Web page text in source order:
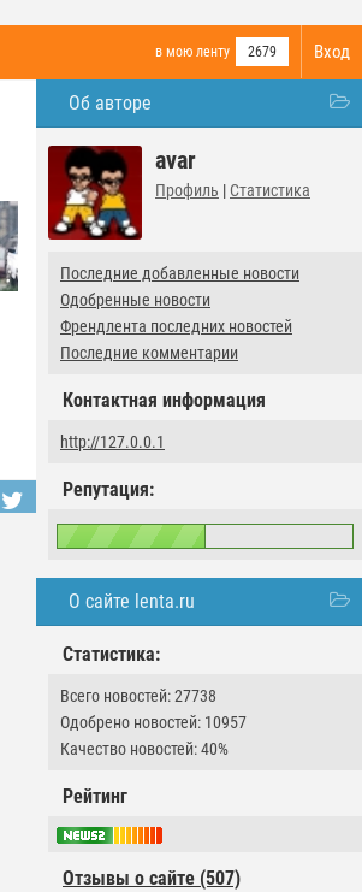
Вход
в мою ленту 2679
Об авторе
avar
Профиль | Статистика
Последние добавленные новости
Одобренные новости
Френдлента последних новостей
Последние комментарии
Контактная информация
http://127.0.0.1
Репутация:
О сайте lenta.ru
Статистика:
Всего новостей: 27738
Одобрено новостей: 10957
Качество новостей: 40%
Рейтинг
Отзывы о сайте (507)